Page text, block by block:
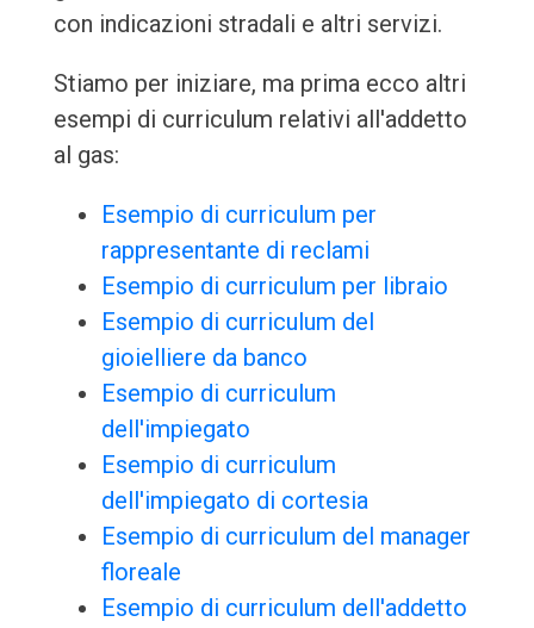
con indicazioni stradali e altri servizi.
Stiamo per iniziare, ma prima ecco altri
esempi di curriculum relativi all'addetto
al gas:
Esempio di curriculum per
rappresentante di reclami
Esempio di curriculum per libraio
Esempio di curriculum del
gioielliere da banco
Esempio di curriculum
dell'impiegato
Esempio di curriculum
dell'impiegato di cortesia
Esempio di curriculum del manager
floreale
Esempio di curriculum dell'addetto